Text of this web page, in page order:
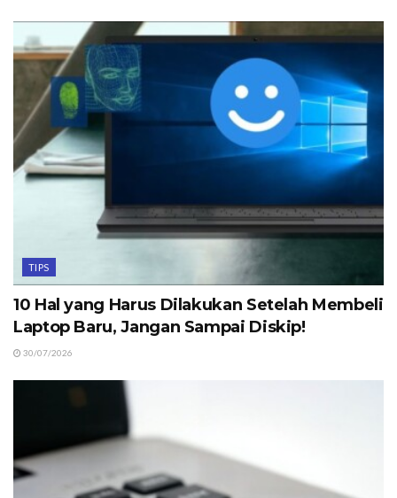
TIPS
10 Hal yang Harus Dilakukan Setelah Membeli
Laptop Baru, Jangan Sampai Diskip!
30/07/2026